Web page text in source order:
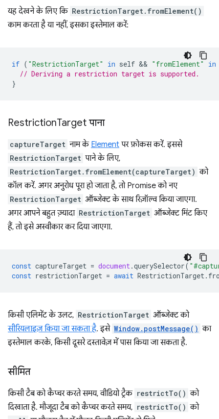
यह देखने के लिए कि RestrictionTarget.fromElement()
काम करता है या नहीं, इसका इस्तेमाल करें:
if ( "RestrictionTarget" in self && "fromElement"
in
// Deriving a restriction target is supported.
}
RestrictionTarget पाना
captureTarget नाम के Element पर फ़ोकस करें. इससे
RestrictionTarget पाने के लिए,
RestrictionTarget.fromElement(captureTarget) को
कॉल करें. अगर अनुरोध पूरा हो जाता है, तो Promise को नए
RestrictionTarget ऑब्जेक्ट के साथ रिज़ॉल्व किया जाएगा.
अगर आपने बहुत ज़्यादा RestrictionTarget ऑब्जेक्ट मिंट किए
हैं, तो इसे अस्वीकार कर दिया जाएगा.
const captureTarget = document .querySelector(
const restrictionTarget = await RestrictionTarget .
किसी एलिमेंट के उलट, RestrictionTarget ऑब्जेक्ट को
सीरियलाइज़ किया जा सकता है. इसे Window.postMessage() का
इस्तेमाल करके, किसी दूसरे दस्तावेज़ में पास किया जा सकता है.
सीमित
किसी टैब को कैप्चर करते समय, वीडियो ट्रैक restrictTo() को
दिखाता है. मौजूदा टैब को कैप्चर करते समय, restrictTo() को